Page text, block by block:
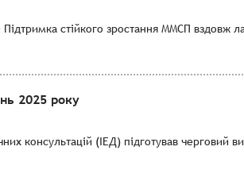
стійкого зростання ММСП вздовж
2025 року
консультацій (ІЕД) підготував черговий